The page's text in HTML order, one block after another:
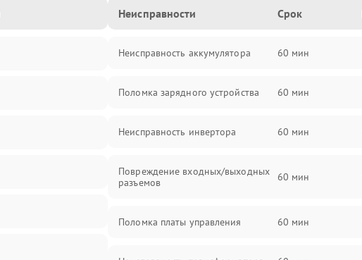
Неисправности Срок
Неисправность аккумулятора 60 мин
Поломка зарядного устройства 60 мин
Неисправность инвертора 60 мин
Повреждение входных/выходных
разъемов
60 мин
Поломка платы управления 60 мин